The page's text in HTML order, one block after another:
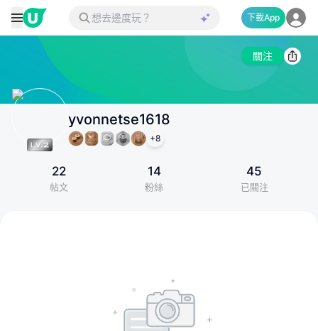
下載App
關注
yvonnetse1618
+8
22
帖文
14
粉絲
45
已關注